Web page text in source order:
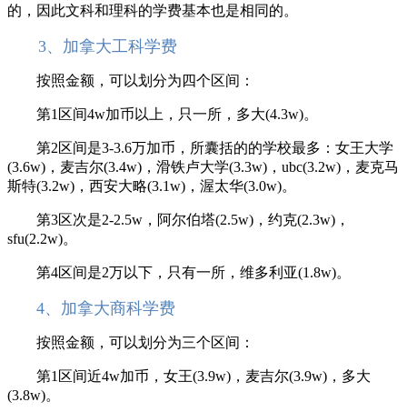
的，因此文科和理科的学费基本也是相同的。
3、加拿大工科学费
按照金额，可以划分为四个区间：
第1区间4w加币以上，只一所，多大(4.3w)。
第2区间是3-3.6万加币，所囊括的的学校最多：女王大学
(3.6w)，麦吉尔(3.4w)，滑铁卢大学(3.3w)，ubc(3.2w)，麦克马
斯特(3.2w)，西安大略(3.1w)，渥太华(3.0w)。
第3区次是2-2.5w，阿尔伯塔(2.5w)，约克(2.3w)，
sfu(2.2w)。
第4区间是2万以下，只有一所，维多利亚(1.8w)。
4、加拿大商科学费
按照金额，可以划分为三个区间：
第1区间近4w加币，女王(3.9w)，麦吉尔(3.9w)，多大
(3.8w)。